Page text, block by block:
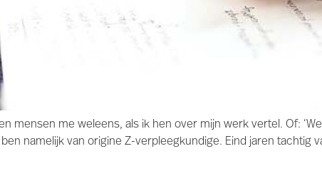
mensen me weleens, als ik hen over mijn werk vertel. Of:
namelijk van origine Z-verpleegkundige. Eind jaren tachtig